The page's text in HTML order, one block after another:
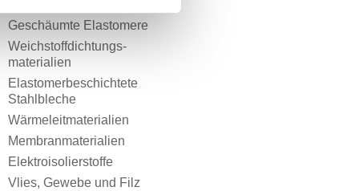
Geschäumte Elastomere
Weichstoff­dichtungs­
materialien
Elastomer­beschichtete
Stahlbleche
Wärmeleitmaterialien
Membranmaterialien
Elektroisolierstoffe
Vlies, Gewebe und Filz